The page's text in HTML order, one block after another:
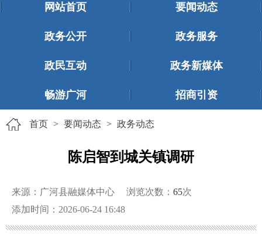
网站首页 要闻动态
政务公开 政务服务
政民互动 政务新媒体
畅游广河 招商引资
首页 > 要闻动态 > 政务动态
陈启智到城关镇调研
来源：广河县融媒体中心 浏览次数： 65次
添加时间：2026-06-24 16:48